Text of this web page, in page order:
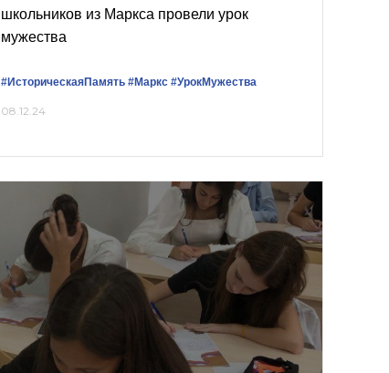
школьников из Маркса провели урок
мужества
#ИсторическаяПамять #Маркс #УрокМужества
08.12.24